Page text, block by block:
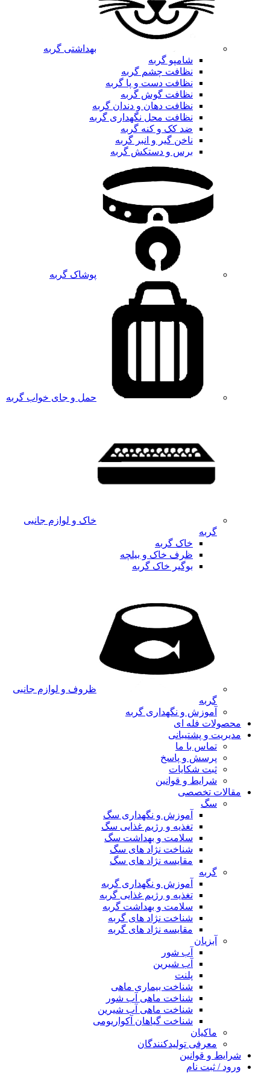
بهداشتی گربه
شامپو گربه
نظافت چشم گربه
نظافت دست و پا گربه
نظافت گوش گربه
نظافت دهان و دندان گربه
نظافت محل نگهداری گربه
ضد کک و کنه گربه
ناخن گیر و انبر گربه
برس و دستکش گربه
پوشاک گربه
حمل و جای خواب گربه
خاک و لوازم جانبی
گربه
خاک گربه
ظرف خاک و بیلچه
بوگیر خاک گربه
ظروف و لوازم جانبی
گربه
آموزش و نگهداری گربه
محصولات فله ای
مدیریت و پشتیبانی
تماس با ما
پرسش و پاسخ
ثبت شکایات
شرایط و قوانین
مقالات تخصصی
سگ
آموزش و نگهداری سگ
تغذیه و رژیم غذایی سگ
سلامت و بهداشت سگ
شناخت نژاد های سگ
مقایسه نژاد های سگ
گربه
آموزش و نگهداری گربه
تغذیه و رژیم غذایی گربه
سلامت و بهداشت گربه
شناخت نژاد های گربه
مقایسه نژاد های گربه
آبزیان
آب شور
آب شیرین
پلنت
شناخت بیماری ماهی
شناخت ماهی آب شور
شناخت ماهی آب شیرین
شناخت گیاهان آکواریومی
ماکیان
معرفی تولیدکنندگان
شرایط و قوانین
ورود / ثبت نام